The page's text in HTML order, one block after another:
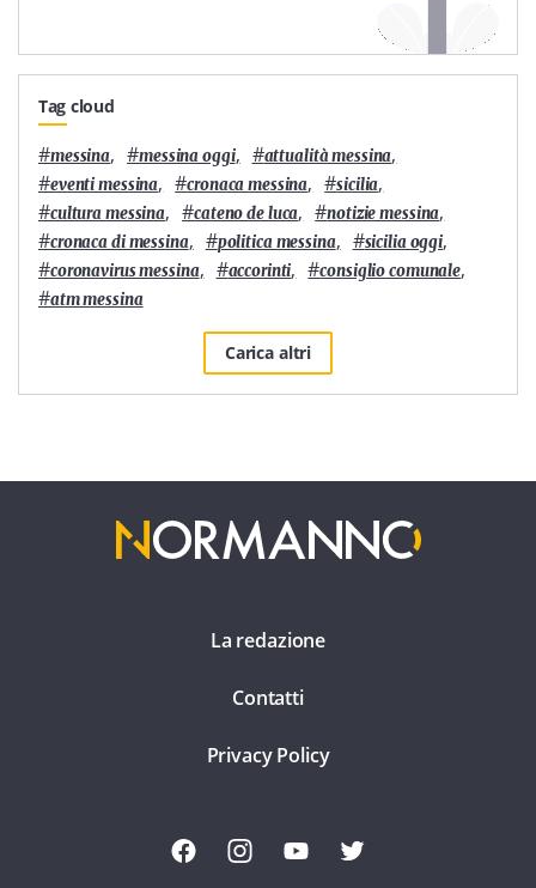
Tag cloud
#messina, #messina oggi, #attualità messina,
#eventi messina, #cronaca messina, #sicilia,
#cultura messina, #cateno de luca, #notizie messina,
#cronaca di messina, #politica messina, #sicilia oggi,
#coronavirus messina, #accorinti, #consiglio comunale,
#atm messina
Carica altri
La redazione
Contatti
Privacy Policy